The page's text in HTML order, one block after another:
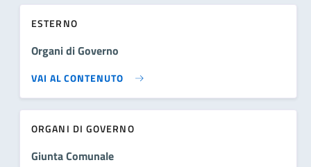
ESTERNO
Organi di Governo
VAI AL CONTENUTO
ORGANI DI GOVERNO
Giunta Comunale